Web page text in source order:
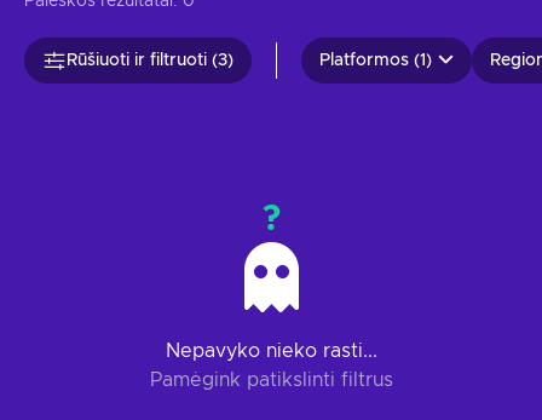
Rūšiuoti ir filtruoti (3) Platformos (1)
?
Nepavyko nieko rasti...
Pamėgink patikslinti filtrus